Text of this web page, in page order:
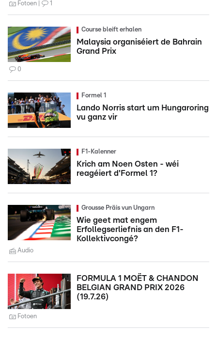
Fotoen 1
Course bleift erhalen
Malaysia organiséiert de Bahrain
Grand Prix
0
Formel 1
Lando Norris start um Hungaroring
vu ganz vir
F1-Kalenner
Krich am Noen Osten - wéi
reagéiert d'Formel 1?
Grousse Präis vun Ungarn
Wie geet mat engem
Erfollegserliefnis an den F1-
Kollektivcongé?
Audio
FORMULA 1 MOËT & CHANDON
BELGIAN GRAND PRIX 2026
(19.7.26)
Fotoen